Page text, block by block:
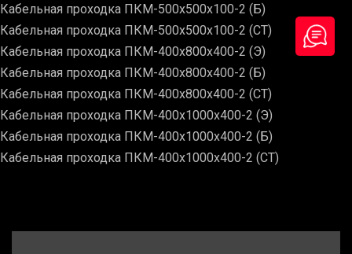
Кабельная проходка ПКМ-500х500х100-2 (Б)
Кабельная проходка ПКМ-500х500х100-2 (СТ)
Кабельная проходка ПКМ-400х800х400-2 (Э)
Кабельная проходка ПКМ-400х800х400-2 (Б)
Кабельная проходка ПКМ-400х800х400-2 (СТ)
Кабельная проходка ПКМ-400х1000х400-2 (Э)
Кабельная проходка ПКМ-400х1000х400-2 (Б)
Кабельная проходка ПКМ-400х1000х400-2 (СТ)